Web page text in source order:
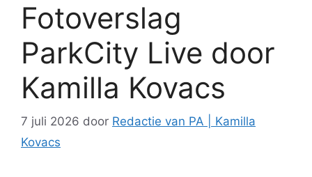
Fotoverslag
ParkCity Live door
Kamilla Kovacs
7 juli 2026 door Redactie van PA | Kamilla
Kovacs